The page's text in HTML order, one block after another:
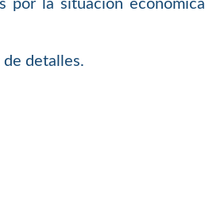
por la situación económica
detalles.